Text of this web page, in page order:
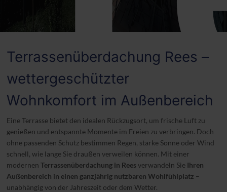
Terrassenüberdachung Rees –
wettergeschützter
Wohnkomfort im Außenbereich
Eine Terrasse bietet den idealen Rückzugsort, um frische Luft zu
genießen und entspannte Momente im Freien zu verbringen. Doch
ohne passenden Schutz bestimmen Regen, starke Sonne oder Wind
schnell, wie lange Sie draußen verweilen können. Mit einer
modernenTerrassenüberdachung in Reesverwandeln Sie Ihren
Außenbereich in einen ganzjährig nutzbaren Wohlfühlplatz –
unabhängig von der Jahreszeit oder dem Wetter.